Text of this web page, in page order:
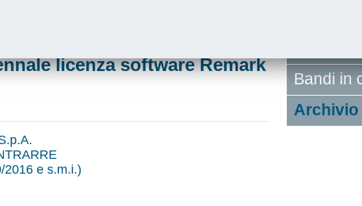
Remark Office OMR - CIG: ZAE3B2E50C
licenza software Remark
2016 e s.m.i.)
Bandi in
Archivio